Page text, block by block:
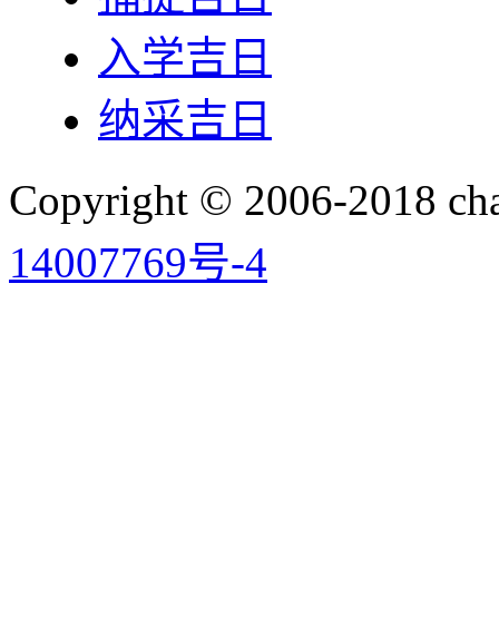
入学吉日
纳采吉日
Copyright © 2006-2018
14007769号-4